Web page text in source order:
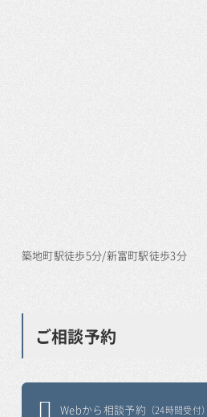
築地町駅徒歩5分/新富町駅徒歩3分
ご相談予約
Webから相談予約 （24時間受付）